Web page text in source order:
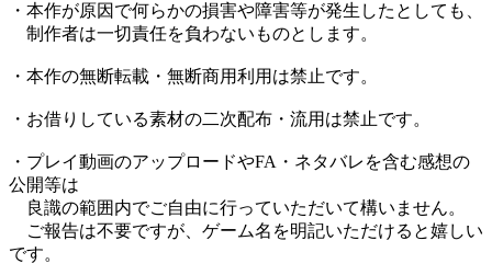
・本作が原因で何らかの損害や障害等が発生したとしても、
制作者は一切責任を負わないものとします。
・本作の無断転載・無断商用利用は禁止です。
・お借りしている素材の二次配布・流用は禁止です。
・プレイ動画のアップロードやFA・ネタバレを含む感想の
公開等は
良識の範囲内でご自由に行っていただいて構いません。
ご報告は不要ですが、ゲーム名を明記いただけると嬉しい
です。